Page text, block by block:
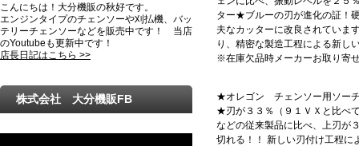
ター★ブルーの刃が進化の証！
夫なカッターに改良されてい
り、精密な製造工程による新し
※在庫欠品時メーカーお取り寄
★オレゴン チェンソー用ソ
★刃が３３％（９１ＶＸと比べ
などの従来製品に比べ、上刃が
切れる！！ 新しい刃付け工程に
こんにちは！大分機販の秋好です。
エンジンタイプのチェンソーや刈払機、バッ
テリーチェンソーなどを販売中です！ 当店
のYoutubeも更新中です！
店長日記はこちら >>
株式会社 大分機販FB